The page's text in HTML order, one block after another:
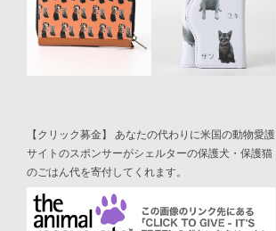
【クリック募金】 あなたの代わりに米国の動物愛護
サイトのスポンサーがシェルターの保護犬・保護猫
のごはん代を寄付してくれます。